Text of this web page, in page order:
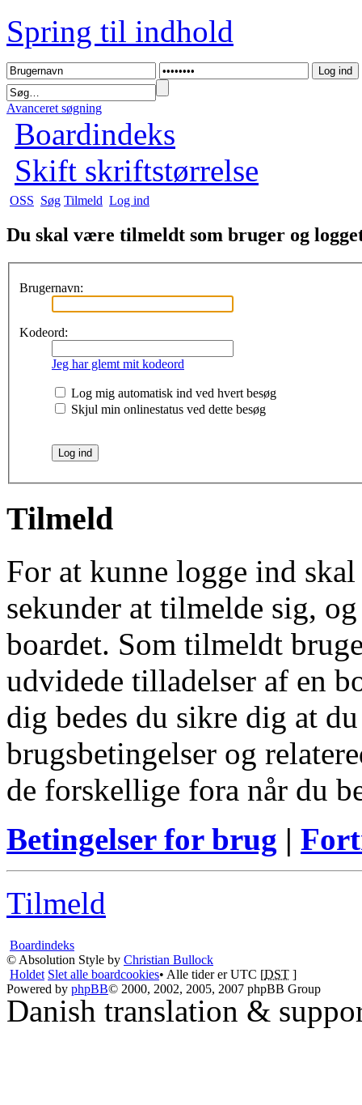
Spring til indhold
Avanceret søgning
Boardindeks
Skift skriftstørrelse
OSS Søg Tilmeld Log ind
Du skal være tilmeldt som bruger og
Brugernavn:
Kodeord:
Jeg har glemt mit kodeord
Log mig automatisk ind ved hvert besøg
Skjul min onlinestatus ved dette besøg
Tilmeld
For at kunne logge ind
sekunder at tilmelde sig,
boardet. Som tilmeldt
udvidede tilladelser af en
dig bedes du sikre dig at
brugsbetingelser og
de forskellige fora når du
Betingelser for brug |
Tilmeld
Boardindeks
© Absolution Style by Christian Bullock
Holdet Slet alle boardcookies• Alle tider er UTC [DST ]
Powered by phpBB© 2000, 2002, 2005, 2007 phpBB Group
Danish translation &